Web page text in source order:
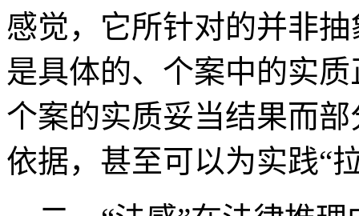
感觉，它所针对的并非
是具体的、个案中的实
个案的实质妥当结果而
依据，甚至可以为实践“